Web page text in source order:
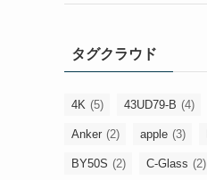
タグクラウド
4K (5) 43UD79-B (4)
Anker (2) apple (3)
BY50S (2) C-Glass (2)